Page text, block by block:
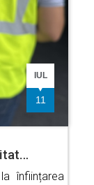
IUL
11
înființarea